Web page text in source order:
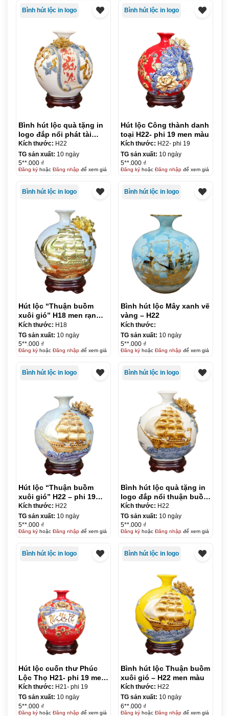
Bình hút lộc in logo
Bình hút lộc quà tặng in
logo đắp nổi phát tài
phát lộc 22cm KQ-BHL19
Kích thước: H22
TG sản xuất: 10 ngày
5**.000 ₫
Đăng kýhoặc Đăng nhậpđể xem giá
Bình hút lộc in logo
Hút lộc Công thành danh
toại H22- phi 19 men màu
Kích thước: H22- phi 19
TG sản xuất: 10 ngày
5**.000 ₫
Đăng kýhoặc Đăng nhậpđể xem giá
Bình hút lộc in logo
Hút lộc “Thuận buồm
xuôi gió” H18 men rạn
dát vàng
Kích thước: H18
TG sản xuất: 10 ngày
5**.000 ₫
Đăng kýhoặc Đăng nhậpđể xem giá
Bình hút lộc in logo
Bình hút lộc Mây xanh vẽ
vàng – H22
Kích thước:
TG sản xuất: 10 ngày
5**.000 ₫
Đăng kýhoặc Đăng nhậpđể xem giá
Bình hút lộc in logo
Hút lộc “Thuận buồm
xuôi gió” H22 – phi 19
men rạn
Kích thước: H22
TG sản xuất: 10 ngày
5**.000 ₫
Đăng kýhoặc Đăng nhậpđể xem giá
Bình hút lộc in logo
Bình hút lộc quà tặng in
logo đắp nổi thuận buồm
xuôi gió 22cm KQ-BHL20
Kích thước: H22
TG sản xuất: 10 ngày
5**.000 ₫
Đăng kýhoặc Đăng nhậpđể xem giá
Bình hút lộc in logo
Hút lộc cuốn thư Phúc
Lộc Thọ H21- phi 19 men
màu
Kích thước: H21- phi 19
TG sản xuất: 10 ngày
5**.000 ₫
Đăng kýhoặc Đăng nhậpđể xem giá
Bình hút lộc in logo
Bình hút lộc Thuận buồm
xuôi gió – H22 men màu
Kích thước: H22
TG sản xuất: 10 ngày
6**.000 ₫
Đăng kýhoặc Đăng nhậpđể xem giá